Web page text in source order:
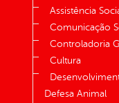
Assistência
Comunicação
Controladoria
Cultura
Defesa Animal